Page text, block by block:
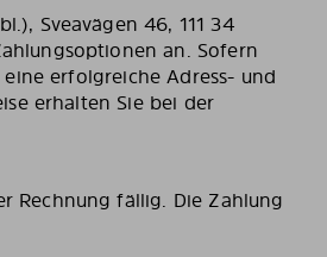
Sveavägen 46, 111 34
an. Sofern
erfolgreiche Adress- und
erhalten Sie bei der
Rechnung fällig. Die Zahlung